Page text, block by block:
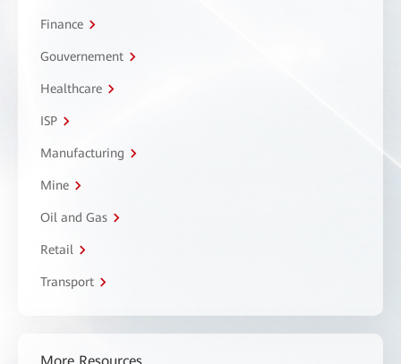
Finance
Gouvernement
Healthcare
ISP
Manufacturing
Mine
Oil and Gas
Retail
Transport